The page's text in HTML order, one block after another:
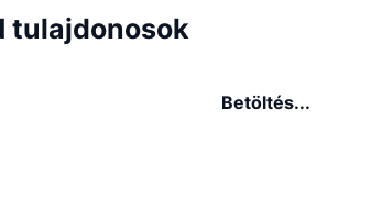
tulajdonosok
Betöltés...